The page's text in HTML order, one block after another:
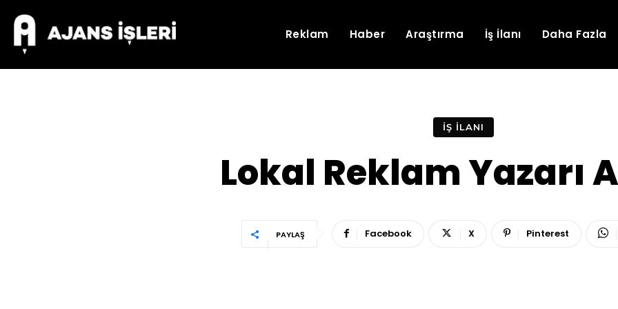
Reklam Haber Araştırma İş İlanı Daha Fazla
İŞ İLANI
Lokal Reklam Yazarı
PAYLAŞ Facebook X Pinterest